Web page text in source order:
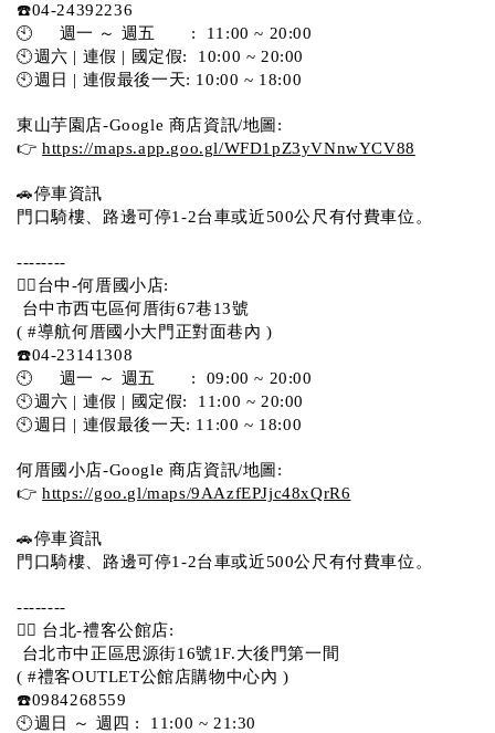
☎️04-24392236
🕙     週一 ～ 週五       :  11:00 ~ 20:00
🕙週六 | 連假 | 國定假:  10:00 ~ 20:00
🕙週日 | 連假最後一天: 10:00 ~ 18:00
東山芋園店-Google 商店資訊/地圖:
👉 https://maps.app.goo.gl/WFD1pZ3yVNnwYCV88
🚗停車資訊
門口騎樓、路邊可停1-2台車或近500公尺有付費車位。
--------
💁‍♀️台中-何厝國小店:
台中市西屯區何厝街67巷13號
( #導航何厝國小大門正對面巷內 )
☎️04-23141308
🕙     週一 ～ 週五       :  09:00 ~ 20:00
🕙週六 | 連假 | 國定假:  11:00 ~ 20:00
🕙週日 | 連假最後一天: 11:00 ~ 18:00
何厝國小店-Google 商店資訊/地圖:
👉 https://goo.gl/maps/9AAzfEPJjc48xQrR6
🚗停車資訊
門口騎樓、路邊可停1-2台車或近500公尺有付費車位。
--------
💁‍♀️ 台北-禮客公館店:
台北市中正區思源街16號1F.大後門第一間
( #禮客OUTLET公館店購物中心內 )
☎️0984268559
🕙週日 ～ 週四 :  11:00 ~ 21:30